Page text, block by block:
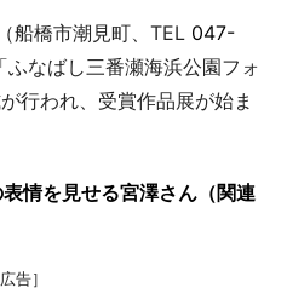
船橋市潮見町、TEL 047-
なばし三番瀬海浜公園フォ
行われ、受賞作品展が始ま
情を見せる宮澤さん（関連
広告］